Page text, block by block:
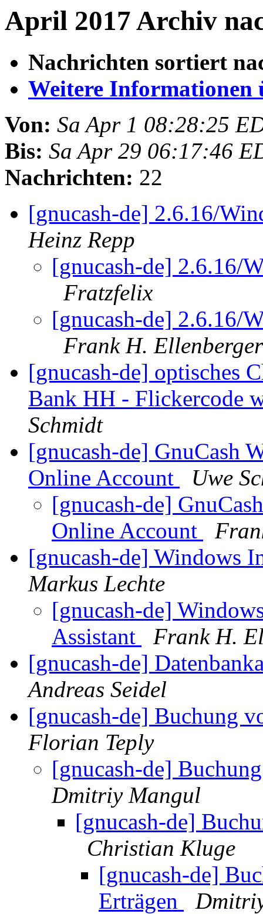
April 2017 Archiv
Nachrichten sortiert
Weitere Informationen
Von: Sa Apr 1 08:28:25
Bis: Sa Apr 29 06:17:46
Nachrichten: 22
[gnucash-de] 2.6.16/
Heinz Repp
[gnucash-de] 2.6.16/
Fratzfelix
[gnucash-de] 2.6.16/
Frank H. Ellenberger
[gnucash-de] optisches
Bank HH - Flickercode
Schmidt
[gnucash-de] GnuCash
Online Account
Uwe
[gnucash-de]
Online Account
[gnucash-de] Windows
Markus Lechte
[gnucash-de]
Assistant
Frank H.
[gnucash-de]
Andreas Seidel
[gnucash-de] Buchung
Florian Teply
[gnucash-de]
Dmitriy Mangul
[gnucash-de]
Christian Kluge
[gnucash-de]
Erträgen